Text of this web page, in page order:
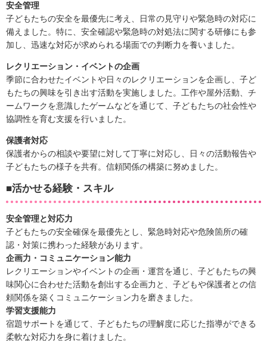
安全管理
子どもたちの安全を最優先に考え、日常の見守りや緊急時の対応に
備えました。特に、安全確認や緊急時の対処法に関する研修にも参
加し、迅速な対応が求められる場面での判断力を養いました。
レクリエーション・イベントの企画
季節に合わせたイベントや日々のレクリエーションを企画し、子ど
もたちの興味を引き出す活動を実施しました。工作や屋外活動、チ
ームワークを意識したゲームなどを通じて、子どもたちの社会性や
協調性を育む支援を行いました。
保護者対応
保護者からの相談や要望に対して丁寧に対応し、日々の活動報告や
子どもたちの様子を共有。信頼関係の構築に努めました。
■活かせる経験・スキル
安全管理と対応力
子どもたちの安全確保を最優先とし、緊急時対応や危険箇所の確
認・対策に携わった経験があります。
企画力・コミュニケーション能力
レクリエーションやイベントの企画・運営を通じ、子どもたちの興
味関心に合わせた活動を創出する企画力と、子どもや保護者との信
頼関係を築くコミュニケーション力を磨きました。
学習支援能力
宿題サポートを通じて、子どもたちの理解度に応じた指導ができる
柔軟な対応力を身に着けました。